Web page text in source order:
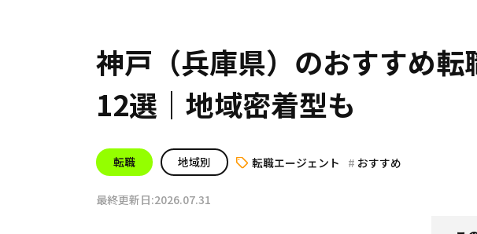
神戸（兵庫県）のおすすめ転
12選｜地域密着型も
転職 地域別 転職エージェント おすすめ
最終更新日:2026.07.31